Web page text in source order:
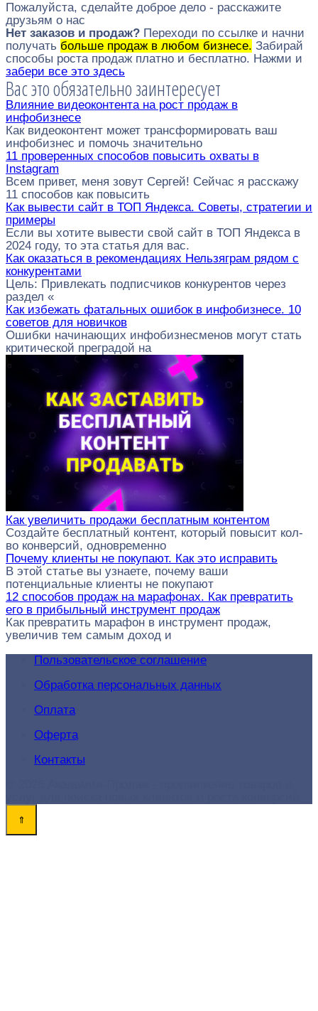
Пожалуйста, сделайте доброе дело - расскажите
друзьям о нас
Нет заказов и продаж? Переходи по ссылке и начни
получать больше продаж в любом бизнесе. Забирай
способы роста продаж платно и бесплатно. Нажми и
забери все это здесь
Вас это обязательно заинтересует
Влияние видеоконтента на рост продаж в
инфобизнесе
Как видеоконтент может трансформировать ваш
инфобизнес и помочь значительно
11 проверенных способов повысить охваты в
Instagram
Всем привет, меня зовут Сергей! Сейчас я расскажу
11 способов как повысить
Как вывести сайт в ТОП Яндекса. Советы, стратегии и
примеры
Если вы хотите вывести свой сайт в ТОП Яндекса в
2024 году, то эта статья для вас.
Как оказаться в рекомендациях Нельзяграм рядом с
конкурентами
Цель: Привлекать подписчиков конкурентов через
раздел «
Как избежать фатальных ошибок в инфобизнесе. 10
советов для новичков
Ошибки начинающих инфобизнесменов могут стать
критической преградой на
Как увеличить продажи бесплатным контентом
Создайте бесплатный контент, который повысит кол-
во конверсий, одновременно
Почему клиенты не покупают. Как это исправить
В этой статье вы узнаете, почему ваши
потенциальные клиенты не покупают
12 способов продаж на марафонах. Как превратить
его в прибыльный инструмент продаж
Как превратить марафон в инструмент продаж,
увеличив тем самым доход и
Пользовательское соглашение
Обработка персональных данных
Оплата
Оферта
Контакты